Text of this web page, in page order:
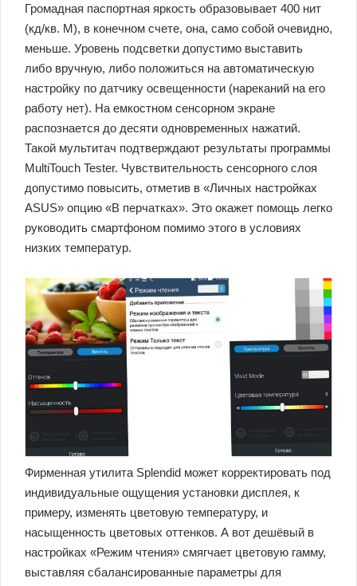
Громадная паспортная яркость образовывает 400 нит
(кд/кв. М), в конечном счете, она, само собой очевидно,
меньше. Уровень подсветки допустимо выставить
либо вручную, либо положиться на автоматическую
настройку по датчику освещенности (нареканий на его
работу нет). На емкостном сенсорном экране
распознается до десяти одновременных нажатий.
Такой мультитач подтверждают результаты программы
MultiTouch Tester. Чувствительность сенсорного слоя
допустимо повысить, отметив в «Личных настройках
ASUS» опцию «В перчатках». Это окажет помощь легко
руководить смартфоном помимо этого в условиях
низких температур.
Фирменная утилита Splendid может корректировать под
индивидуальные ощущения установки дисплея, к
примеру, изменять цветовую температуру, и
насыщенность цветовых оттенков. А вот дешёвый в
настройках «Режим чтения» смягчает цветовую гамму,
выставляя сбалансированные параметры для